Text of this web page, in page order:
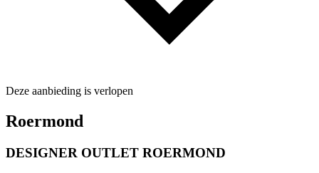
Deze aanbieding is verlopen
Roermond
DESIGNER OUTLET ROERMOND